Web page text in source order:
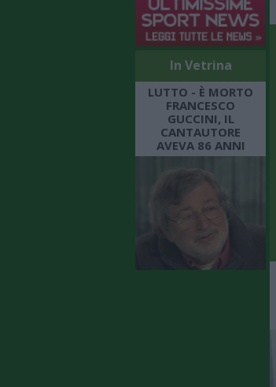
In Vetrina
LUTTO - È MORTO
FRANCESCO
GUCCINI, IL
CANTAUTORE
AVEVA 86 ANNI